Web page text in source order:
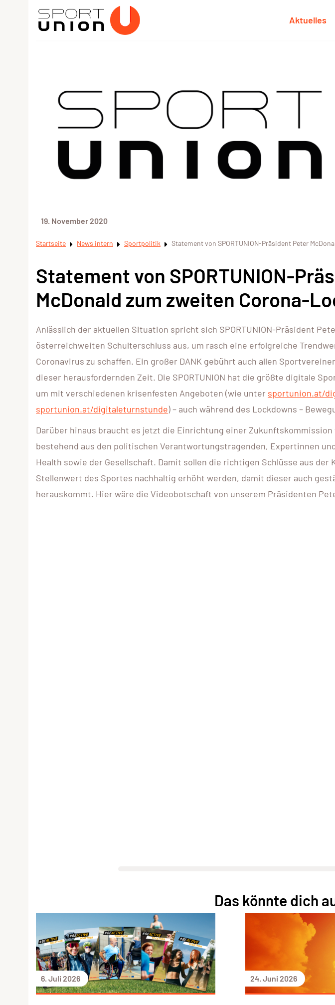
Aktuelles
19. November 2020
Startseite News intern Sportpolitik Statement von SPORTUNION-Präsident Peter
Statement von SPORTUNION-
McDonald zum zweiten Corona-
Anlässlich der aktuellen Situation spricht sich SPORTUNION-Präsident
österreichweiten Schulterschluss aus, um rasch eine erfolgreiche
Coronavirus zu schaffen. Ein großer DANK gebührt auch allen
dieser herausfordernden Zeit. Die SPORTUNION hat die größte digitale
um mit verschiedenen krisenfesten Angeboten (wie unter sportunion.at/
sportunion.at/digitaleturnstunde) – auch während des Lockdowns –
Darüber hinaus braucht es jetzt die Einrichtung einer
bestehend aus den politischen Verantwortungstragenden, Expertinnen
Health sowie der Gesellschaft. Damit sollen die richtigen Schlüsse aus der
Stellenwert des Sportes nachhaltig erhöht werden, damit dieser auch
herauskommt. Hier wäre die Videobotschaft von unserem Präsidenten
Das könnte dich
6. Juli 2026 24. Juni 2026